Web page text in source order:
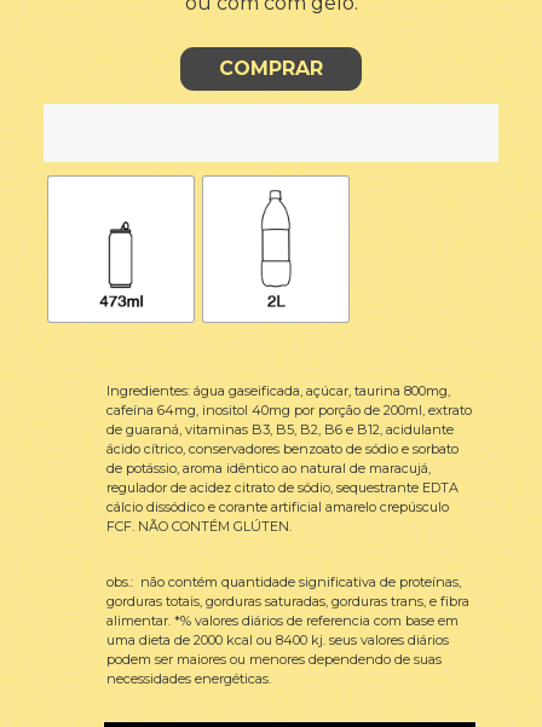
COMPRAR
Ingredientes: água gaseificada, açúcar, taurina 800mg,
cafeína 64mg, inositol 40mg por porção de 200ml, extrato
de guaraná, vitaminas B3, B5, B2, B6 e B12, acidulante
ácido cítrico, conservadores benzoato de sódio e sorbato
de potássio, aroma idêntico ao natural de maracujá,
regulador de acidez citrato de sódio, sequestrante EDTA
cálcio dissódico e corante artificial amarelo crepúsculo
FCF. NÃO CONTÉM GLÚTEN.
obs.: não contém quantidade significativa de proteínas,
gorduras totais, gorduras saturadas, gorduras trans, e fibra
alimentar. *% valores diários de referencia com base em
uma dieta de 2000 kcal ou 8400 kj. seus valores diários
podem ser maiores ou menores dependendo de suas
necessidades energéticas.